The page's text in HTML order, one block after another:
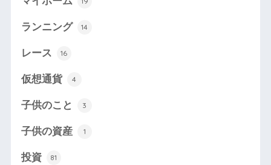
ランニング 14
レース 16
仮想通貨 4
子供のこと 3
子供の資産 1
投資 81